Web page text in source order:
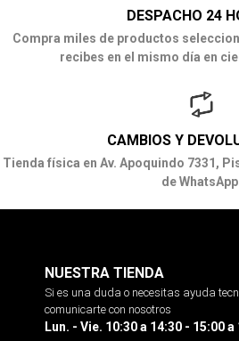
DESPACHO 24
Compra miles de productos
recibes en el mismo día en
CAMBIOS Y
Tienda física en Av. Apoquindo 7331,
de WhatsApp
NUESTRA TIENDA
Si es una duda o necesitas ayuda
comunicarte con nosotros
Lun. - Vie. 10:30 a 14:30 - 15:00 a